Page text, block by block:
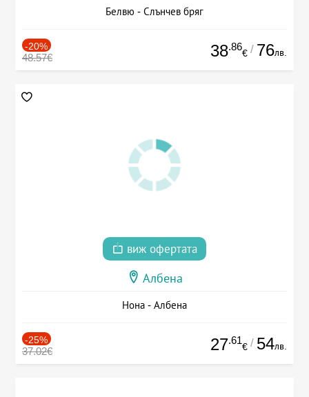
Белвю - Слънчев бряг
-20%
48.57€ 38.86
€ / 76лв.
виж офертата
Албена
Нона - Албена
-25%
37.02€ 27.61
€ / 54лв.